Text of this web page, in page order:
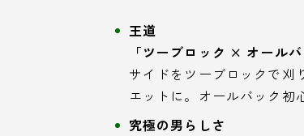
王道
「ツーブロック × オールバ
サイドをツーブロックで刈
エットに。オールバック初
究極の男らしさ